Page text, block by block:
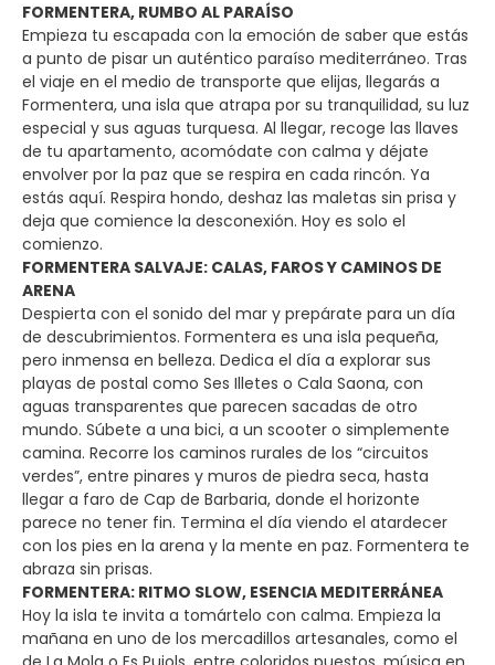
FORMENTERA, RUMBO AL PARAÍSO
Empieza tu escapada con la emoción de saber que estás
a punto de pisar un auténtico paraíso mediterráneo. Tras
el viaje en el medio de transporte que elijas, llegarás a
Formentera, una isla que atrapa por su tranquilidad, su luz
especial y sus aguas turquesa. Al llegar, recoge las llaves
de tu apartamento, acomódate con calma y déjate
envolver por la paz que se respira en cada rincón. Ya
estás aquí. Respira hondo, deshaz las maletas sin prisa y
deja que comience la desconexión. Hoy es solo el
comienzo.
FORMENTERA SALVAJE: CALAS, FAROS Y CAMINOS DE
ARENA
Despierta con el sonido del mar y prepárate para un día
de descubrimientos. Formentera es una isla pequeña,
pero inmensa en belleza. Dedica el día a explorar sus
playas de postal como Ses Illetes o Cala Saona, con
aguas transparentes que parecen sacadas de otro
mundo. Súbete a una bici, a un scooter o simplemente
camina. Recorre los caminos rurales de los “circuitos
verdes”, entre pinares y muros de piedra seca, hasta
llegar a faro de Cap de Barbaria, donde el horizonte
parece no tener fin. Termina el día viendo el atardecer
con los pies en la arena y la mente en paz. Formentera te
abraza sin prisas.
FORMENTERA: RITMO SLOW, ESENCIA MEDITERRÁNEA
Hoy la isla te invita a tomártelo con calma. Empieza la
mañana en uno de los mercadillos artesanales, como el